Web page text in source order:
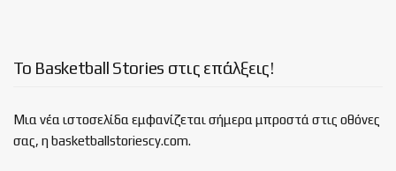
Το Basketball Stories στις επάλξεις!
Μια νέα ιστοσελίδα εμφανίζεται σήμερα μπροστά στις οθόνες
σας, η basketballstoriescy.com.